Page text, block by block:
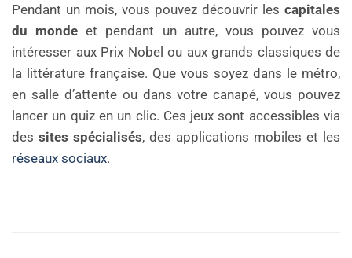
Pendant un mois, vous pouvez découvrir les capitales
du monde et pendant un autre, vous pouvez vous
intéresser aux Prix Nobel ou aux grands classiques de
la littérature française. Que vous soyez dans le métro,
en salle d’attente ou dans votre canapé, vous pouvez
lancer un quiz en un clic. Ces jeux sont accessibles via
des sites spécialisés, des applications mobiles et les
réseaux sociaux.